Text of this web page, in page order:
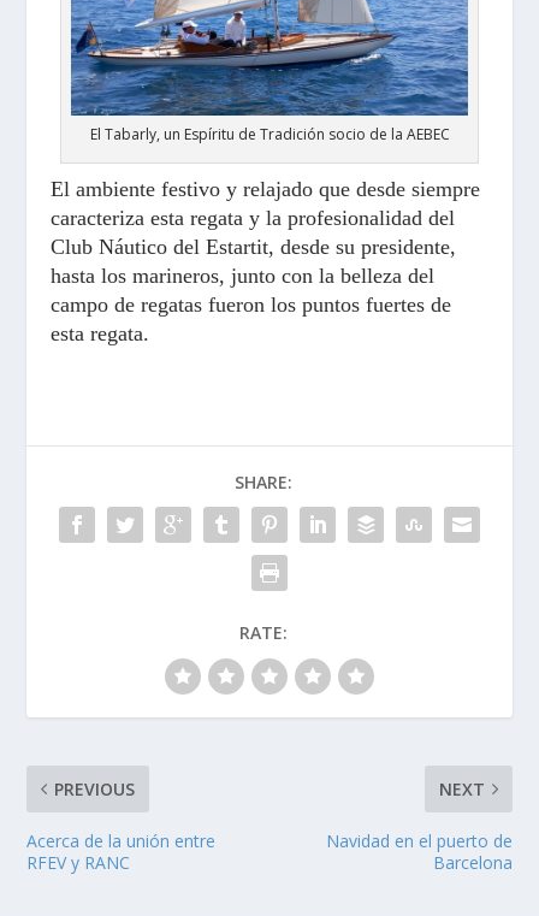
El Tabarly, un Espíritu de Tradición socio de la AEBEC
El ambiente festivo y relajado que desde siempre
caracteriza esta regata y la profesionalidad del
Club Náutico del Estartit, desde su presidente,
hasta los marineros, junto con la belleza del
campo de regatas fueron los puntos fuertes de
esta regata.
SHARE:
RATE:
PREVIOUS
Acerca de la unión entre
RFEV y RANC
NEXT
Navidad en el puerto de
Barcelona